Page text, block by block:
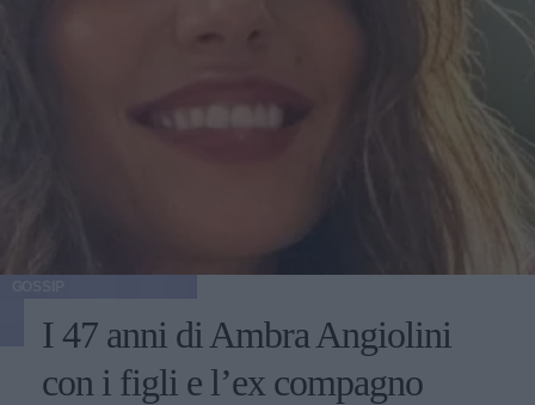
I 47 anni di Ambra Angiolini
con i figli e l’ex compagno